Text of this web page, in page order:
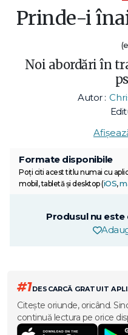
Prinde-i
Noi abordări în
Autor :
Formate disponibile
Poți citi acest titlu numai cu
mobil, tabletă și desktop (iOS,
Produsul nu
#1DESCARCĂ GRATUIT
Citește oriunde, oricând.
continuă lectura pe orice